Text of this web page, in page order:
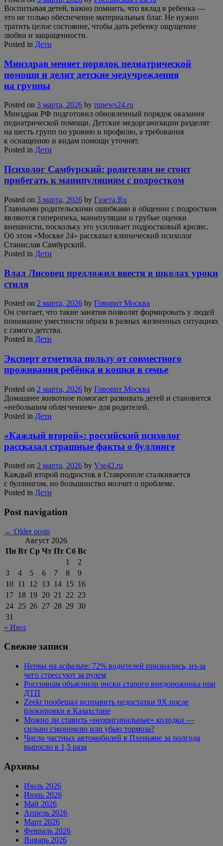
Воспитывая детей, важно помнить, что вклад в ребенка —
это не только обеспечение материальных благ. Не нужно
тратить целое состояние, чтобы дать ребенку ощущение
любви и защищенности.
Posted in Дети
Минздрав меняет порядок педиатрической
помощи и делит детские медучреждения
на группы
Posted on 3 марта, 2026 by runews24.ru
Минздрав РФ подготовил обновленный порядок оказания
педиатрической помощи. Детские медорганизации разделят
на шесть групп по уровню и профилю, а требования
к оснащению и видам помощи уточнят.
Posted in Дети
Психолог Самбурский: родителям не стоит
прибегать к манипуляциям с подростком
Posted on 3 марта, 2026 by Газета.Ru
Главными родительскими ошибками в общении с подростком
являются гиперопека, манипуляции и грубые оценки
внешности, поскольку это усиливает подростковый кризис.
Об этом «Москве 24» рассказал клинический психолог
Станислав Самбурский.
Posted in Дети
Влад Лисовец предложил ввести в школах уроки
стиля
Posted on 2 марта, 2026 by Говорит Москва
Он считает, что такие занятия позволят формировать у людей
понимание уместности образа в разных жизненных ситуациях
с самого детства.
Posted in Дети
Эксперт отметила пользу от совместного
проживания ребёнка и кошки в семье
Posted on 2 марта, 2026 by Говорит Москва
Домашнее животное помогает развивать детей и становится
«небольшим облегчением» для родителей.
Posted in Дети
«Каждый второй»: российский психолог
рассказал страшные факты о буллинге
Posted on 2 марта, 2026 by Vse42.ru
Каждый второй подросток в Ставрополе сталкивается
с буллингом, но большинство молчит о проблеме.
Posted in Дети
Post navigation
← Older posts
Август 2026
Пн Вт Ср Чт Пт Сб Вс
1
2
3
4 5 6 7 8
9
10 11 12 13 14 15 16
17 18 19 20 21 22 23
24 25 26 27 28 29 30
31
« Июл
Свежие записи
Нервы на асфальте: 72% водителей признались, из-за
чего стрессуют за рулем
Россиянам объяснили риски старого внедорожника при
ДТП
Zeekr пообещал исправить недостатки 9X после
блокировки в Казахстане
Можно ли ставить «неоригинальные» колодки —
сильно сэкономлю или убью тормоза?
Число частных автомобилей в Пхеньяне за полгода
выросло в 1,5 раза
Архивы
Июль 2026
Июнь 2026
Май 2026
Апрель 2026
Март 2026
Февраль 2026
Январь 2026